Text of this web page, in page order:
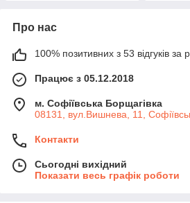
Про нас
100% позитивних з 53 відгуків за
Працює з 05.12.2018
м. Софіївська Борщагівка
08131, вул.Вишнева, 11,
Контакти
Сьогодні вихідний
Показати весь графік роботи